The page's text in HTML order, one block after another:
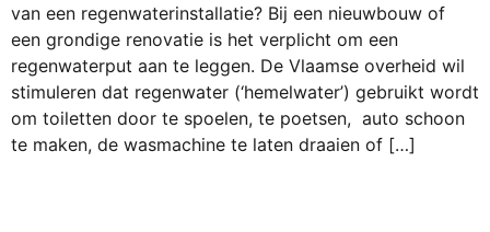
van een regenwaterinstallatie? Bij een nieuwbouw of
een grondige renovatie is het verplicht om een
regenwaterput aan te leggen. De Vlaamse overheid wil
stimuleren dat regenwater (‘hemelwater’) gebruikt wordt
om toiletten door te spoelen, te poetsen, auto schoon
te maken, de wasmachine te laten draaien of […]